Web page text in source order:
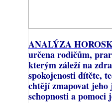
ANALÝZA
určena rodičům,
kterým záleží na
spokojenosti dítěte,
chtějí zmapovat jeho
schopnosti a pomoci